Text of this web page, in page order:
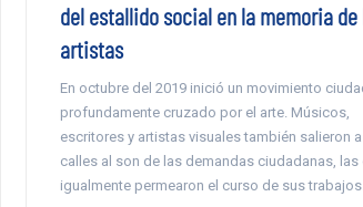
del estallido social en la memoria de
artistas
En octubre del 2019 inició un movimiento
profundamente cruzado por el arte. Músicos,
escritores y artistas visuales también salieron
calles al son de las demandas ciudadanas, las
igualmente permearon el curso de sus trabajos.